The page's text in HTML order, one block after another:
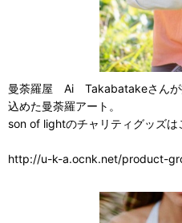
曼荼羅屋 Ai Takabatakeさんが
込めた曼荼羅アート。
son of lightのチャリティグッズ
http://u-k-a.ocnk.net/product-